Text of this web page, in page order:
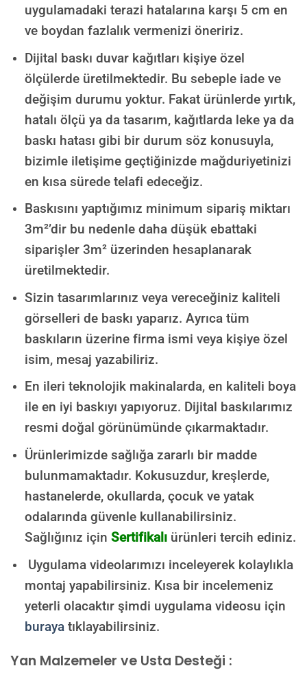
uygulamadaki terazi hatalarına karşı 5 cm en
ve boydan fazlalık vermenizi öneririz.
Dijital baskı duvar kağıtları kişiye özel
ölçülerde üretilmektedir. Bu sebeple iade ve
değişim durumu yoktur. Fakat ürünlerde yırtık,
hatalı ölçü ya da tasarım, kağıtlarda leke ya da
baskı hatası gibi bir durum söz konusuyla,
bizimle iletişime geçtiğinizde mağduriyetinizi
en kısa sürede telafi edeceğiz.
Baskısını yaptığımız minimum sipariş miktarı
3m²’dir bu nedenle daha düşük ebattaki
siparişler 3m² üzerinden hesaplanarak
üretilmektedir.
Sizin tasarımlarınız veya vereceğiniz kaliteli
görselleri de baskı yaparız. Ayrıca tüm
baskıların üzerine firma ismi veya kişiye özel
isim, mesaj yazabiliriz.
En ileri teknolojik makinalarda, en kaliteli boya
ile en iyi baskıyı yapıyoruz. Dijital baskılarımız
resmi doğal görünümünde çıkarmaktadır.
Ürünlerimizde sağlığa zararlı bir madde
bulunmamaktadır. Kokusuzdur, kreşlerde,
hastanelerde, okullarda, çocuk ve yatak
odalarında güvenle kullanabilirsiniz.
Sağlığınız için Sertifikalıürünleri tercih ediniz.
Uygulama videolarımızı inceleyerek kolaylıkla
montaj yapabilirsiniz. Kısa bir incelemeniz
yeterli olacaktır şimdi uygulama videosu için
burayatıklayabilirsiniz.
Yan Malzemeler ve Usta Desteği :